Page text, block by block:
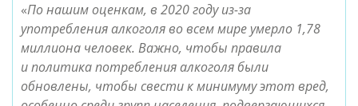
«По нашим оценкам, в 2020 году из-за
употребления алкоголя во всем мире умерло 1,78
миллиона человек. Важно, чтобы правила
и политика потребления алкоголя были
обновлены, чтобы свести к минимуму этот вред,